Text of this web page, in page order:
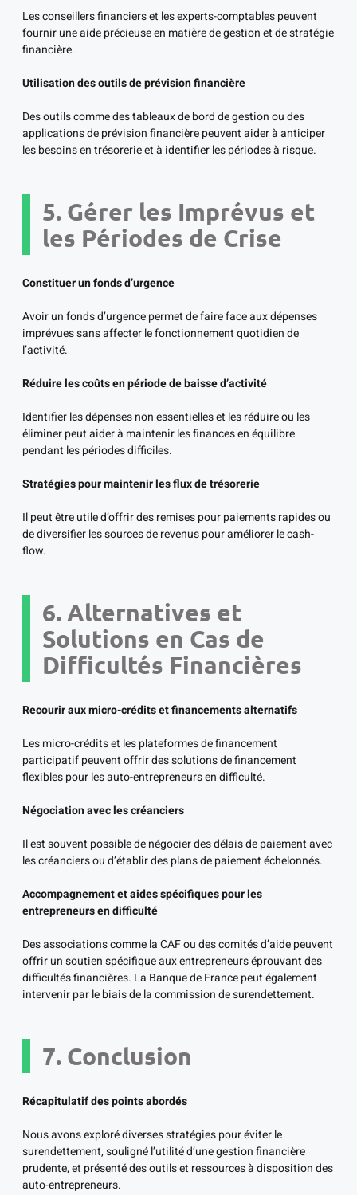
Les conseillers financiers et les experts-comptables peuvent
fournir une aide précieuse en matière de gestion et de stratégie
financière.
Utilisation des outils de prévision financière
Des outils comme des tableaux de bord de gestion ou des
applications de prévision financière peuvent aider à anticiper
les besoins en trésorerie et à identifier les périodes à risque.
5. Gérer les Imprévus et
les Périodes de Crise
Constituer un fonds d’urgence
Avoir un fonds d’urgence permet de faire face aux dépenses
imprévues sans affecter le fonctionnement quotidien de
l’activité.
Réduire les coûts en période de baisse d’activité
Identifier les dépenses non essentielles et les réduire ou les
éliminer peut aider à maintenir les finances en équilibre
pendant les périodes difficiles.
Stratégies pour maintenir les flux de trésorerie
Il peut être utile d’offrir des remises pour paiements rapides ou
de diversifier les sources de revenus pour améliorer le cash-
flow.
6. Alternatives et
Solutions en Cas de
Difficultés Financières
Recourir aux micro-crédits et financements alternatifs
Les micro-crédits et les plateformes de financement
participatif peuvent offrir des solutions de financement
flexibles pour les auto-entrepreneurs en difficulté.
Négociation avec les créanciers
Il est souvent possible de négocier des délais de paiement avec
les créanciers ou d’établir des plans de paiement échelonnés.
Accompagnement et aides spécifiques pour les
entrepreneurs en difficulté
Des associations comme la CAF ou des comités d’aide peuvent
offrir un soutien spécifique aux entrepreneurs éprouvant des
difficultés financières. La Banque de France peut également
intervenir par le biais de la commission de surendettement.
7. Conclusion
Récapitulatif des points abordés
Nous avons exploré diverses stratégies pour éviter le
surendettement, souligné l’utilité d’une gestion financière
prudente, et présenté des outils et ressources à disposition des
auto-entrepreneurs.